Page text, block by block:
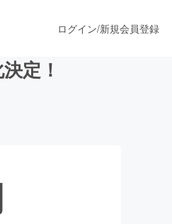
ログイン/新規会員登録
定！